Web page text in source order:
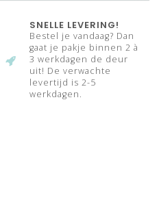
SNELLE LEVERING!
Bestel je vandaag? Dan
gaat je pakje binnen 2 à
3 werkdagen de deur
uit! De verwachte
levertijd is 2-5
werkdagen.